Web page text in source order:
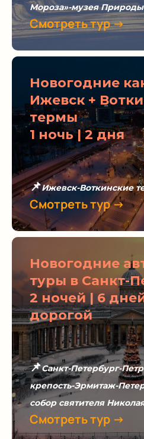
Мороза»-музея
Смотреть тур →
Новогодние
Ижевск +
термы
1 ночь | 2 дня
📌Ижевск-Воткинские
Смотреть тур →
Новогодние
туры в Санкт-
2 ночей | 6
дорогой
📌Санкт-Петербург-
крепость-Эрмитаж-
собор святителя
Смотреть тур →